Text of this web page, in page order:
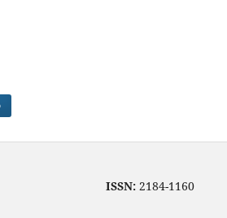
ISSN: 2184-1160